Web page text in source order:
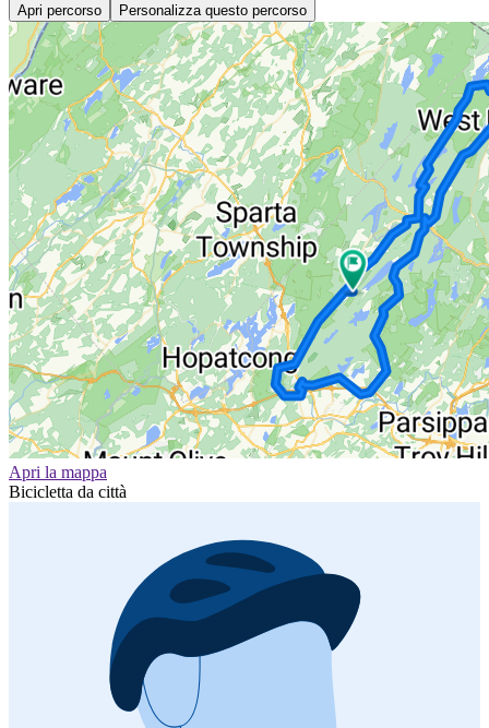
Apri percorso Personalizza questo percorso
Apri la mappa
Bicicletta da città